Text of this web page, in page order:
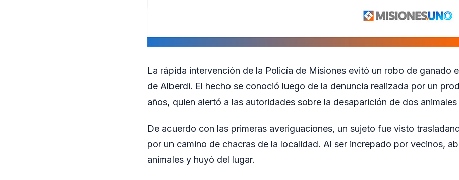
La rápida intervención de la Policía de Misiones evitó un robo de ganado
de Alberdi. El hecho se conoció luego de la denuncia realizada por un
años, quien alertó a las autoridades sobre la desaparición de dos
De acuerdo con las primeras averiguaciones, un sujeto fue visto
por un camino de chacras de la localidad. Al ser increpado por vecinos,
animales y huyó del lugar.